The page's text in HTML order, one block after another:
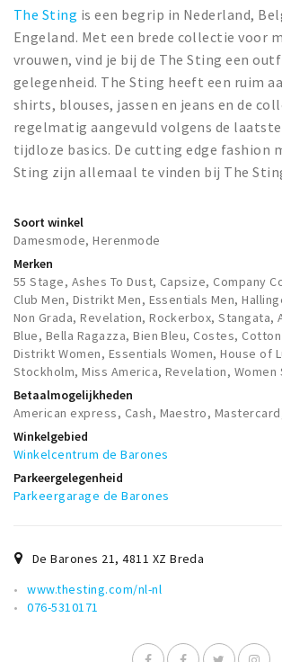
Uitjes & activiteiten
Toeristische routes
Natuurgebieden
Baroniepoorten
Sport
Privacy
Inloggen
The Sting is een begrip in Nederland,
Engeland. Met een brede collectie voor
vrouwen, vind je bij de The Sting een
gelegenheid. The Sting heeft een ruim
shirts, blouses, jassen en jeans en de
regelmatig aangevuld volgens de
tijdloze basics. De cutting edge fashion
Sting zijn allemaal te vinden bij The
Soort winkel
Damesmode, Herenmode
Merken
55 Stage, Ashes To Dust, Capsize, Company
Club Men, Distrikt Men, Essentials Men,
Non Grada, Revelation, Rockerbox, Stangata,
Blue, Bella Ragazza, Bien Bleu, Costes,
Distrikt Women, Essentials Women, House of
Stockholm, Miss America, Revelation, Women
Betaalmogelijkheden
American express, Cash, Maestro,
Winkelgebied
Winkelcentrum de Barones
Parkeergelegenheid
Parkeergarage de Barones
De Barones 21,4811 XZ Breda
www.thesting.com/nl-nl
076-5310171